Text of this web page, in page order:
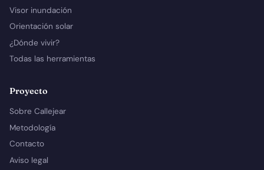
Visor inundación
Orientación solar
¿Dónde vivir?
Todas las herramientas
Proyecto
Sobre Callejear
Metodología
Contacto
Aviso legal